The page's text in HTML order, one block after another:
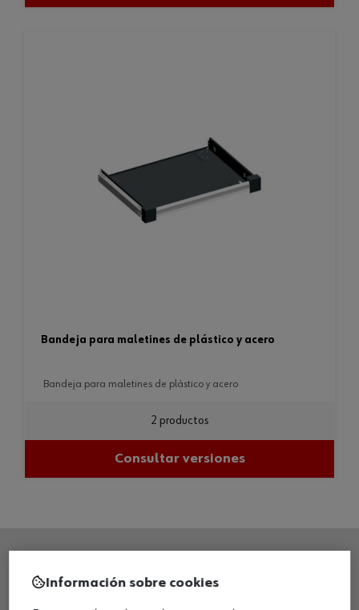
bandeja para maletines de plástico y acero
bandeja para maletines de plástico y acero
2 productos
Consultar versiones
SEDE CENTRAL
Información sobre cookies